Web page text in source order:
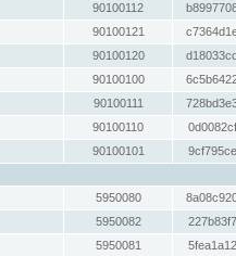
90100112
90100121
90100120
90100100
90100111
90100110
90100101
5950080
5950082
5950081